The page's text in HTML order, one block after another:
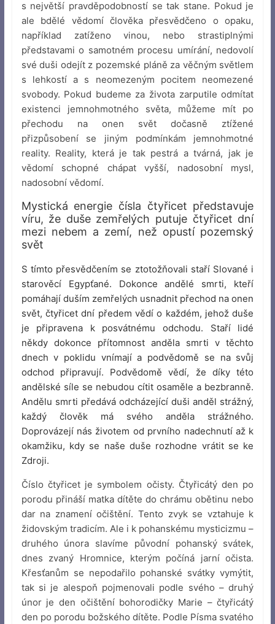
s největší pravděpodobností se tak stane. Pokud je
ale bdělé vědomí člověka přesvědčeno o opaku,
například zatíženo vinou, nebo strastiplnými
představami o samotném procesu umírání, nedovolí
své duši odejít z pozemské pláně za věčným světlem
s lehkostí a s neomezeným pocitem neomezené
svobody. Pokud budeme za života zarputile odmítat
existenci jemnohmotného světa, můžeme mít po
přechodu na onen svět dočasně ztížené
přizpůsobení se jiným podmínkám jemnohmotné
reality. Reality, která je tak pestrá a tvárná, jak je
vědomí schopné chápat vyšší, nadosobní mysl,
nadosobní vědomí.
Mystická energie čísla čtyřicet představuje
víru, že duše zemřelých putuje čtyřicet dní
mezi nebem a zemí, než opustí pozemský
svět
S tímto přesvědčením se ztotožňovali staří Slované i
starověcí Egypťané. Dokonce andělé smrti, kteří
pomáhají duším zemřelých usnadnit přechod na onen
svět, čtyřicet dní předem vědí o každém, jehož duše
je připravena k posvátnému odchodu. Staří lidé
někdy dokonce přítomnost anděla smrti v těchto
dnech v poklidu vnímají a podvědomě se na svůj
odchod připravují. Podvědomě vědí, že díky této
andělské síle se nebudou cítit osaměle a bezbranně.
Andělu smrti předává odcházející duši anděl strážný,
každý člověk má svého anděla strážného.
Doprovázejí nás životem od prvního nadechnutí až k
okamžiku, kdy se naše duše rozhodne vrátit se ke
Zdroji.
Číslo čtyřicet je symbolem očisty. Čtyřicátý den po
porodu přináší matka dítěte do chrámu obětinu nebo
dar na znamení očištění. Tento zvyk se vztahuje k
židovským tradicím. Ale i k pohanskému mysticizmu –
druhého února slavíme původní pohanský svátek,
dnes zvaný Hromnice, kterým počíná jarní očista.
Křesťanům se nepodařilo pohanské svátky vymýtit,
tak si je alespoň pojmenovali podle svého – druhý
únor je den očištění bohorodičky Marie – čtyřicátý
den po porodu božského dítěte. Podle Písma svatého